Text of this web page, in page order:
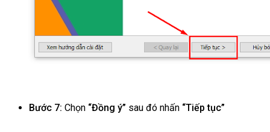
Bước 7: Chọn “Đồng ý” sau đó nhấn “Tiếp tục”